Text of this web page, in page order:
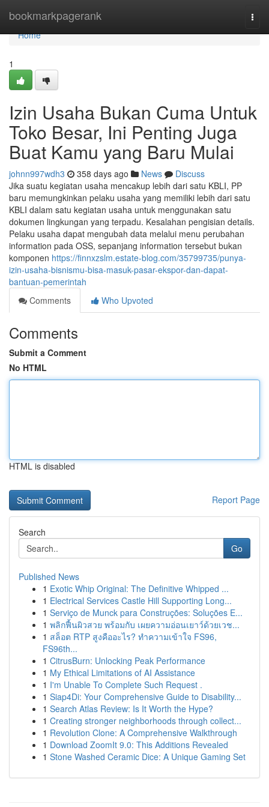
bookmarkpagerank
Home
Home
1
Izin Usaha Bukan Cuma Untuk
Toko Besar, Ini Penting Juga
Buat Kamu yang Baru Mulai
johnn997wdh3 358 days ago News
Discuss
Jika suatu kegiatan usaha mencakup lebih dari satu KBLI, PP
baru memungkinkan pelaku usaha yang memiliki lebih dari satu
KBLI dalam satu kegiatan usaha untuk menggunakan satu
dokumen lingkungan yang terpadu. Kesalahan pengisian details.
Pelaku usaha dapat mengubah data melalui menu perubahan
information pada OSS, sepanjang information tersebut bukan
komponen https://finnxzslm.estate-blog.com/35799735/punya-
izin-usaha-bisnismu-bisa-masuk-pasar-ekspor-dan-dapat-
bantuan-pemerintah
Comments
Who Upvoted
Comments
Submit a Comment
No HTML
HTML is disabled
Report Page
Search
Go
Published News
1 Exotic Whip Original: The Definitive Whipped ...
1 Electrical Services Castle Hill Supporting Long...
1 Serviço de Munck para Construções: Soluções E...
1 พลิกฟื้นผิวสวย พร้อมกับ เผยความอ่อนเยาว์ด้วยเวช...
1 สล็อต RTP สูงคืออะไร? ทำความเข้าใจ FS96,
FS96th...
1 CitrusBurn: Unlocking Peak Performance
1 My Ethical Limitations of AI Assistance
1 I'm Unable To Complete Such Request .
1 Siap4Di: Your Comprehensive Guide to Disability...
1 Search Atlas Review: Is It Worth the Hype?
1 Creating stronger neighborhoods through collect...
1 Revolution Clone: A Comprehensive Walkthrough
1 Download ZoomIt 9.0: This Additions Revealed
1 Stone Washed Ceramic Dice: A Unique Gaming Set